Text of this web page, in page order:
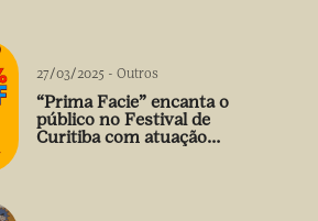
27/03/2025 - Outros
“Prima Facie” encanta o
público no Festival de
Curitiba com atuação